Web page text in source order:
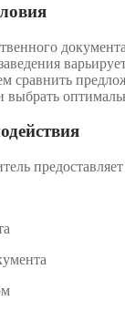
сравнить
выбрать